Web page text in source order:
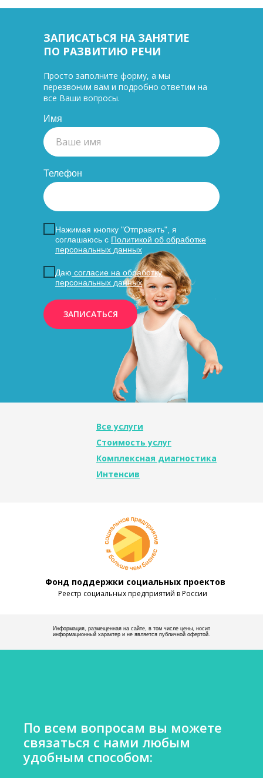
ЗАПИСАТЬСЯ НА ЗАНЯТИЕ
ПО РАЗВИТИЮ РЕЧИ
Просто заполните форму, а мы
перезвоним вам и подробно ответим на
все Ваши вопросы.
Имя
Телефон
Нажимая кнопку "Отправить", я
соглашаюсь с Политикой об обработке
персональных данных
Даю согласие на обработку
персональных данных
ЗАПИСАТЬСЯ
Все услуги
Стоимость услуг
Комплексная диагностика
Интенсив
Реестр социальных предприятий в России
Фонд поддержки социальных проектов
Информация, размещенная на сайте, в том числе цены, носит
информационный характер и не является публичной офертой.
По всем вопросам вы можете
связаться с нами любым
удобным способом: